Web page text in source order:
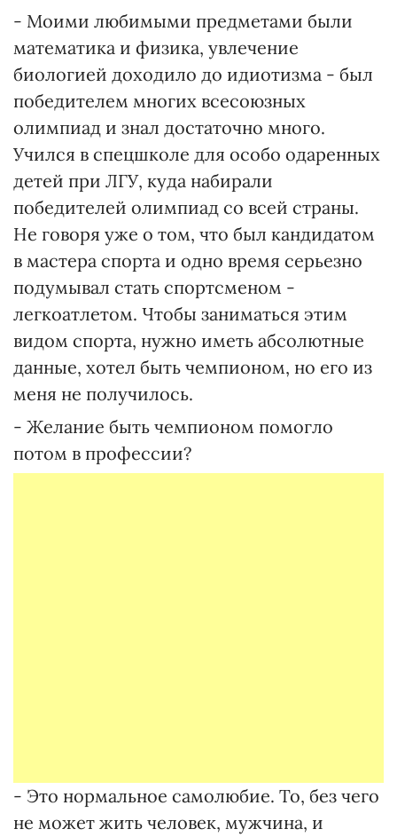
- Моими любимыми предметами были
математика и физика, увлечение
биологией доходило до идиотизма - был
победителем многих всесоюзных
олимпиад и знал достаточно много.
Учился в спецшколе для особо одаренных
детей при ЛГУ, куда набирали
победителей олимпиад со всей страны.
Не говоря уже о том, что был кандидатом
в мастера спорта и одно время серьезно
подумывал стать спортсменом -
легкоатлетом. Чтобы заниматься этим
видом спорта, нужно иметь абсолютные
данные, хотел быть чемпионом, но его из
меня не получилось.
- Желание быть чемпионом помогло
потом в профессии?
- Это нормальное самолюбие. То, без чего
не может жить человек, мужчина, и